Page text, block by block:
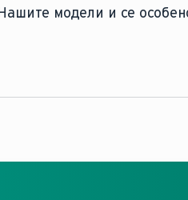
модели и се
VED со
eloSTOR од 5 литри
совршено се